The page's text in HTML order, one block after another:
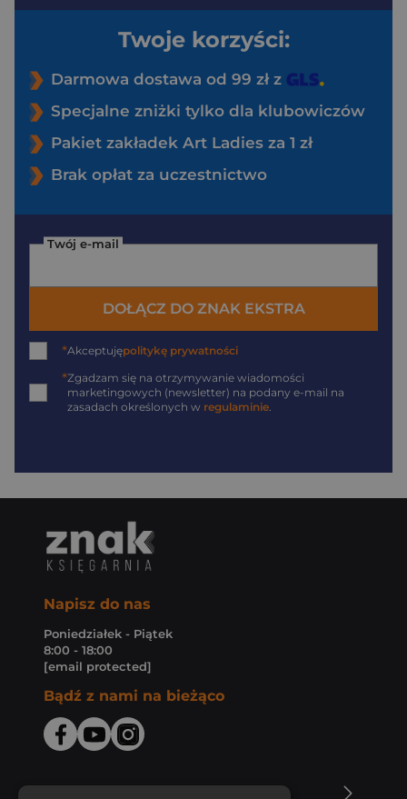
Twoje korzyści:
Darmowa dostawa od 99 zł z
Specjalne zniżki tylko dla klubowiczów
Pakiet zakładek Art Ladies za 1 zł
Brak opłat za uczestnictwo
Twój e-mail
DOŁĄCZ DO ZNAK EKSTRA
*Akceptujępolitykę prywatności
*Zgadzam się na otrzymywanie wiadomości
marketingowych (newsletter) na podany e-mail na
zasadach określonych w regulaminie
Napisz do nas
Poniedziałek - Piątek
8:00 - 18:00
[email protected]
Bądź z nami na bieżąco